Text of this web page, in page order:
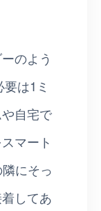
のよう
は1ミ
自宅で
マート
にそっ
してあ